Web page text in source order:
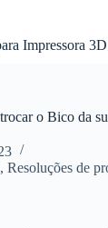
Impressora 3D
o Bico da
, Resoluções de